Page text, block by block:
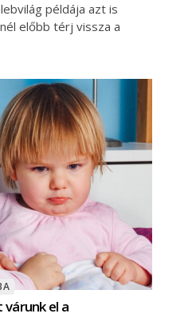
példája azt is
előbb térj vissza a
el a